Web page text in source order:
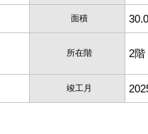
面積
所在階 2階
竣工月